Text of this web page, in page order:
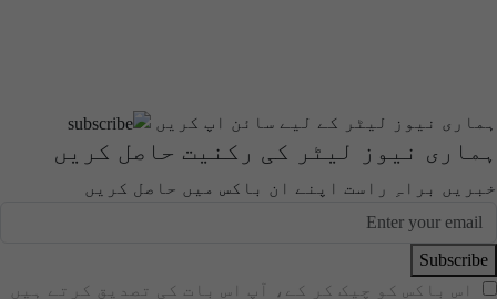
ہماری نیوز لیٹر کے لیے سائن اپ کریں
ہماری نیوز لیٹر کی رکنیت حاصل کریں
خبریں براہِ راست اپنے ان باکس میں حاصل کریں
Subscribe
اس باکس کو چیک کر کے، آپ اس بات کی تصدیق کرتے ہیں